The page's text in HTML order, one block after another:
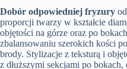
Dobór odpowiedniej fryzury
proporcji twarzy w kształcie
objętości na górze oraz po
zbalansowaniu szerokich kości
brody. Stylizacje z teksturą i
z dłuższymi sekcjami po